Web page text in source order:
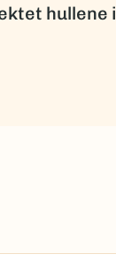
hullene i